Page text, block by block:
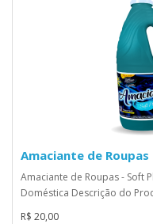
Amaciante de
Amaciante de Roupas - Soft
Doméstica Descrição do
R$ 20,00